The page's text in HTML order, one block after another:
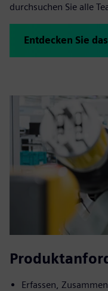
durchsuchen Sie alle
Entdecken Sie
Erfassen,